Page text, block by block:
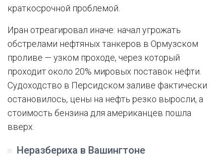
краткосрочной проблемой.
Иран отреагировал иначе: начал угрожать
обстрелами нефтяных танкеров в Ормузском
проливе — узком проходе, через который
проходит около 20% мировых поставок нефти.
Судоходство в Персидском заливе фактически
остановилось, цены на нефть резко выросли, а
стоимость бензина для американцев пошла
вверх.
Неразбериха в Вашингтоне